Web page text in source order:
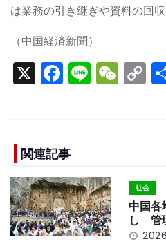
は業務の引き継ぎや資料の回
（中国経済新聞）
X F
a
e
b
o
o
k
Li
n
W
e
C
o
n
k
関連記事
社会
中国各
し 管